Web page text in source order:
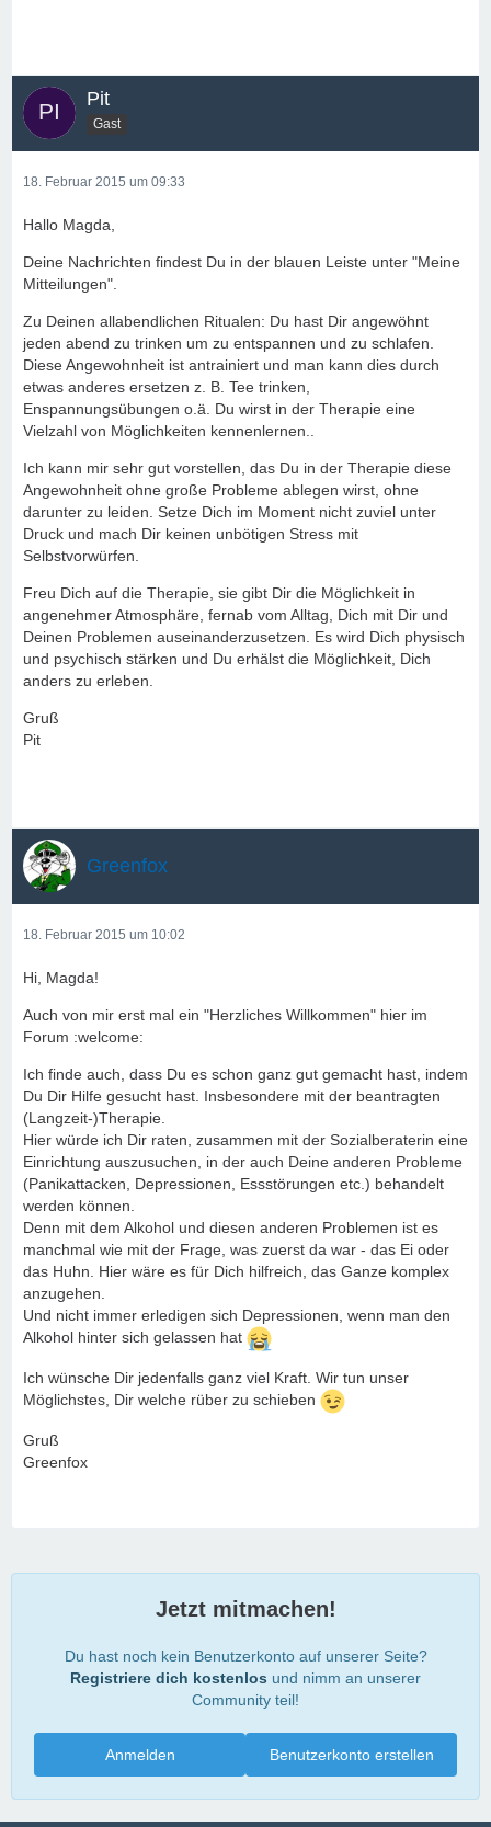
Pit
Gast
18. Februar 2015 um 09:33
Hallo Magda,
Deine Nachrichten findest Du in der blauen Leiste unter "Meine
Mitteilungen".
Zu Deinen allabendlichen Ritualen: Du hast Dir angewöhnt
jeden abend zu trinken um zu entspannen und zu schlafen.
Diese Angewohnheit ist antrainiert und man kann dies durch
etwas anderes ersetzen z. B. Tee trinken,
Enspannungsübungen o.ä. Du wirst in der Therapie eine
Vielzahl von Möglichkeiten kennenlernen..
Ich kann mir sehr gut vorstellen, das Du in der Therapie diese
Angewohnheit ohne große Probleme ablegen wirst, ohne
darunter zu leiden. Setze Dich im Moment nicht zuviel unter
Druck und mach Dir keinen unbötigen Stress mit
Selbstvorwürfen.
Freu Dich auf die Therapie, sie gibt Dir die Möglichkeit in
angenehmer Atmosphäre, fernab vom Alltag, Dich mit Dir und
Deinen Problemen auseinanderzusetzen. Es wird Dich physisch
und psychisch stärken und Du erhälst die Möglichkeit, Dich
anders zu erleben.
Gruß
Pit
Greenfox
18. Februar 2015 um 10:02
Hi, Magda!
Auch von mir erst mal ein "Herzliches Willkommen" hier im
Forum :welcome:
Ich finde auch, dass Du es schon ganz gut gemacht hast, indem
Du Dir Hilfe gesucht hast. Insbesondere mit der beantragten
(Langzeit-)Therapie.
Hier würde ich Dir raten, zusammen mit der Sozialberaterin eine
Einrichtung auszusuchen, in der auch Deine anderen Probleme
(Panikattacken, Depressionen, Essstörungen etc.) behandelt
werden können.
Denn mit dem Alkohol und diesen anderen Problemen ist es
manchmal wie mit der Frage, was zuerst da war - das Ei oder
das Huhn. Hier wäre es für Dich hilfreich, das Ganze komplex
anzugehen.
Und nicht immer erledigen sich Depressionen, wenn man den
Alkohol hinter sich gelassen hat
Ich wünsche Dir jedenfalls ganz viel Kraft. Wir tun unser
Möglichstes, Dir welche rüber zu schieben
Gruß
Greenfox
Jetzt mitmachen!
Du hast noch kein Benutzerkonto auf unserer Seite?
Registriere dich kostenlos und nimm an unserer
Community teil!
Benutzerkonto erstellen
Anmelden